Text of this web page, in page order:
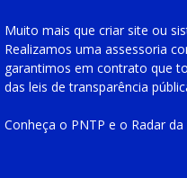
Muito mais que criar site ou
Realizamos uma assessoria
garantimos em contrato que
das leis de transparência
Conheça o PNTP e o Radar